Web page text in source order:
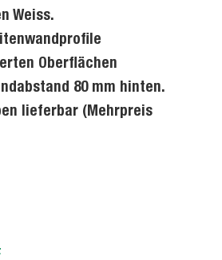
Weiss.
Oberflächen
80 mm hinten.
lieferbar (Mehrpreis